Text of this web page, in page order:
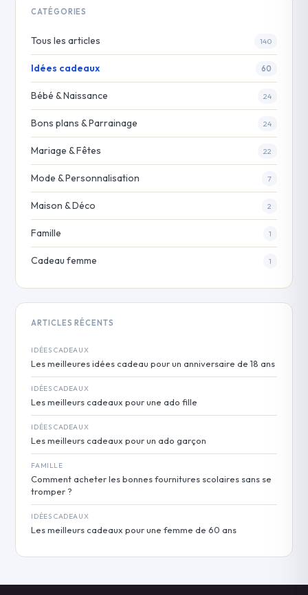
CATÉGORIES
Tous les articles 140
Idées cadeaux 60
Bébé & Naissance 24
Bons plans & Parrainage 24
Mariage & Fêtes 22
Mode & Personnalisation 7
Maison & Déco 2
Famille 1
Cadeau femme 1
ARTICLES RÉCENTS
IDÉES CADEAUX
Les meilleures idées cadeau pour un anniversaire de 18 ans
IDÉES CADEAUX
Les meilleurs cadeaux pour une ado fille
IDÉES CADEAUX
Les meilleurs cadeaux pour un ado garçon
FAMILLE
Comment acheter les bonnes fournitures scolaires sans se
tromper ?
IDÉES CADEAUX
Les meilleurs cadeaux pour une femme de 60 ans